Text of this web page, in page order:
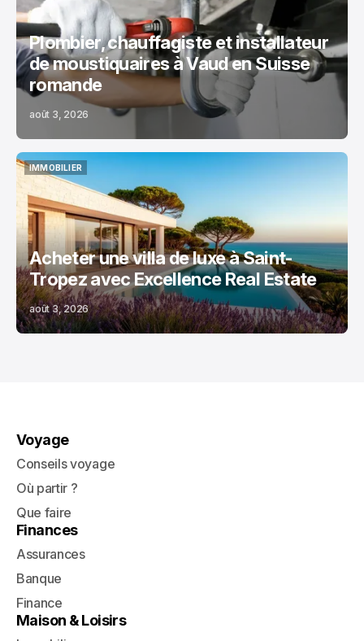
Plombier, chauffagiste et installateur
de moustiquaires à Vaud en Suisse
romande
août 3, 2026
IMMOBILIER
IMMOBILIER
Acheter une villa de luxe à Saint-
Tropez avec Excellence Real Estate
août 3, 2026
Voyage
Conseils voyage
Où partir ?
Que faire
Finances
Assurances
Banque
Finance
Maison & Loisirs